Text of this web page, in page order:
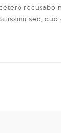
recusabo
sed,